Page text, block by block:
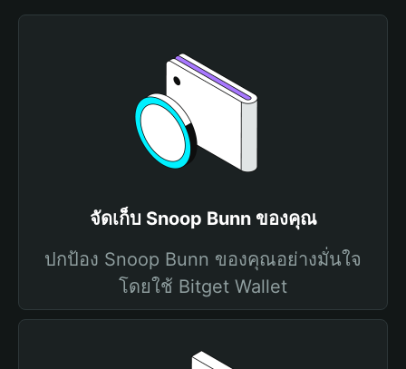
จัดเก็บ Snoop Bunn ของคุณ
ปกป้อง Snoop Bunn ของคุณอย่างมั่นใจ
โดยใช้ Bitget Wallet